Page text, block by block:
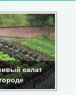
салат